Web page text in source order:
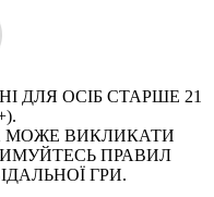
ДЛЯ ОСІБ СТАРШЕ 21
МОЖЕ ВИКЛИКАТИ
ПРАВИЛ
ГРИ.